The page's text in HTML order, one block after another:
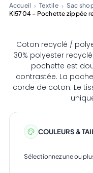
Accueil Textile
Sac
KI5704 – Pochette zippée
Coton recyclé /
30% polyester
pochette est
contrastée. La
corde de coton. Le
COULEURS &
Sélectionnez une ou